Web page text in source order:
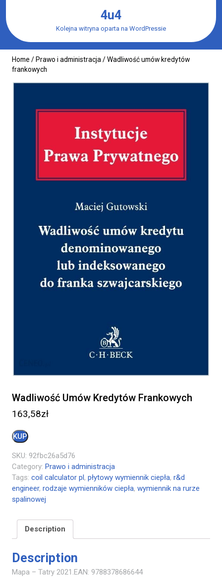
content
4u4
Kolejna witryna oparta na WordPressie
Home / Prawo i administracja / Wadliwość umów kredytów
frankowych
Wadliwość Umów Kredytów Frankowych
163,58zł
KUP
SKU: 92fbc26a5d76
Category: Prawo i administracja
Tags: coil calculator pl, płytowy wymiennik ciepła, r&d
engineer, rodzaje wymienników ciepła, wymiennik na rurze
spalinowej
Description
Description
Mapa – Tatry 2021.EAN: 9788378686644